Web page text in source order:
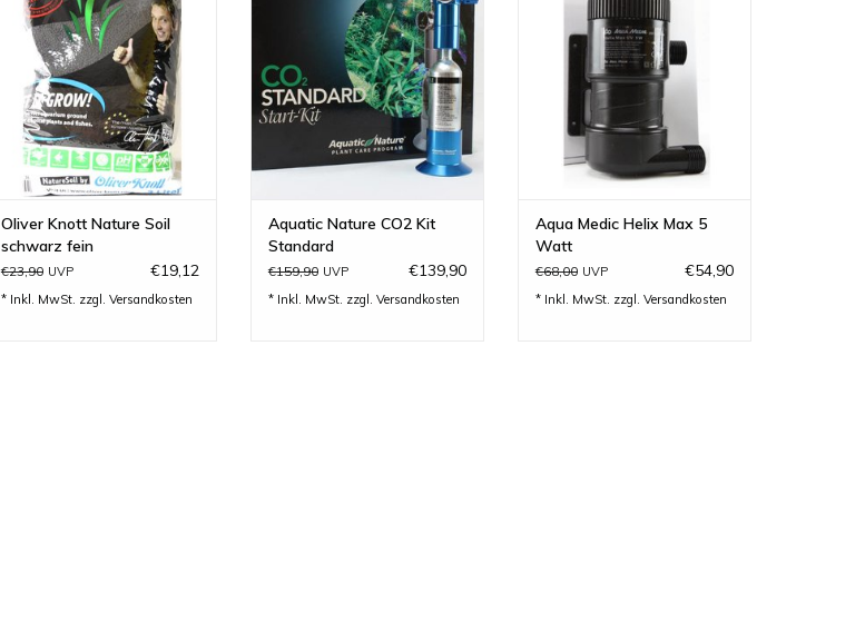
ZUM WARENKORB HINZUFÜGEN
Oliver Knott Nature Soil
schwarz fein
€23,90 UVP €19,12
* Inkl. MwSt. zzgl. Versandkosten
sehr präzise....
ZUM WARENKORB HINZUFÜGEN
Aquatic Nature CO2 Kit
Standard
€159,90 UVP €139,90
* Inkl. MwSt. zzgl. Versandkosten
Aqua Medic Helix Max 5
Watt
€68,00 UVP €54,90
* Inkl. MwSt. zzgl. Versandkosten